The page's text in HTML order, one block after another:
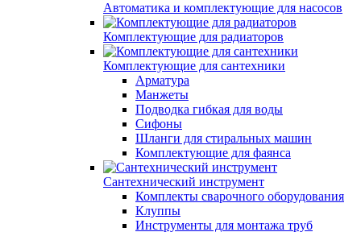
Автоматика и комплектующие для насосов
Комплектующие для радиаторов
Комплектующие для сантехники
Арматура
Манжеты
Подводка гибкая для воды
Сифоны
Шланги для стиральных машин
Комплектующие для фаянса
Сантехнический инструмент
Комплекты сварочного оборудования
Клуппы
Инструменты для монтажа труб